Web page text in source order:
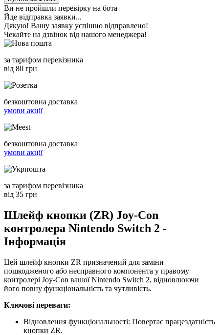
Ви не пройшли перевірку на бота
Йде відправка заявки...
Дякую! Вашу заявку успішно відправлено!
Чекайте на дзвінок від нашого менеджера!
за тарифом перевізника
від 80 грн
безкоштовна доставка
умови акції
безкоштовна доставка
умови акції
за тарифом перевізника
від 35 грн
Шлейф кнопки (ZR) Joy-Con
контролера Nintendo Switch 2 -
Інформація
Цей шлейф кнопки ZR призначений для заміни
пошкодженого або несправного компонента у правому
контролері Joy-Con вашої Nintendo Switch 2, відновлюючи
його повну функціональність та чутливість.
Ключові переваги:
Відновлення функціональності: Повертає працездатність
кнопки ZR.